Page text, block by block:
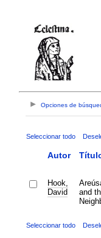
Opciones de
Seleccionar todo
Autor
Hook,
David
and
Seleccionar todo